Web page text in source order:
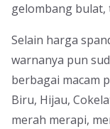
gelombang bulat,
Selain harga
warnanya pun
berbagai macam
Biru, Hijau,
merah merapi,